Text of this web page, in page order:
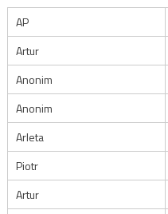
AP
Artur
Anonim
Anonim
Arleta
Piotr
Artur